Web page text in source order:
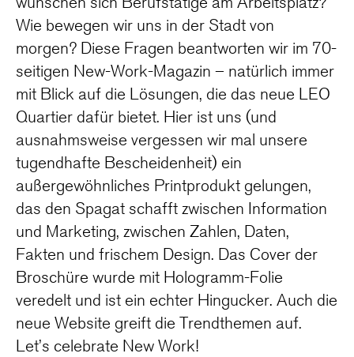
Wie bewegen wir uns in der Stadt von
morgen? Diese Fragen beantworten wir im 70-
seitigen New-Work-Magazin – natürlich immer
mit Blick auf die Lösungen, die das neue LEO
Quartier dafür bietet. Hier ist uns (und
ausnahmsweise vergessen wir mal unsere
tugendhafte Bescheidenheit) ein
außergewöhnliches Printprodukt gelungen,
das den Spagat schafft zwischen Information
und Marketing, zwischen Zahlen, Daten,
Fakten und frischem Design. Das Cover der
Broschüre wurde mit Hologramm-Folie
veredelt und ist ein echter Hingucker. Auch die
neue Website greift die Trendthemen auf.
Let’s celebrate New Work!